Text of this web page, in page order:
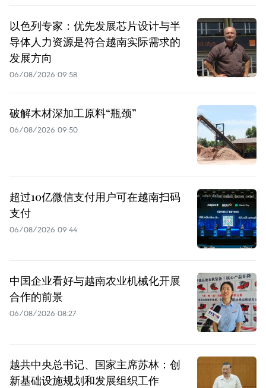
以色列专家：优先发展芯片设计与半
导体人力资源是符合越南实际需求的
发展方向
06/08/2026 09:58
破解木材深加工原料“瓶颈”
06/08/2026 09:50
超过10亿微信支付用户可在越南扫码
支付
06/08/2026 09:44
中国企业看好与越南农业机械化开展
合作的前景
06/08/2026 08:27
越共中央总书记、国家主席苏林：创
新基础设施规划和发展组织工作